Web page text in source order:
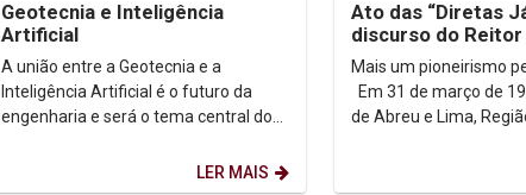
Geotecnia e Inteligência
Artificial
A união entre a Geotecnia e a
Inteligência Artificial é o futuro da
engenharia e será o tema central do
LER MAIS
Ato das “Diretas
discurso do Reitor
Mais um pioneirismo
de Abreu e Lima,